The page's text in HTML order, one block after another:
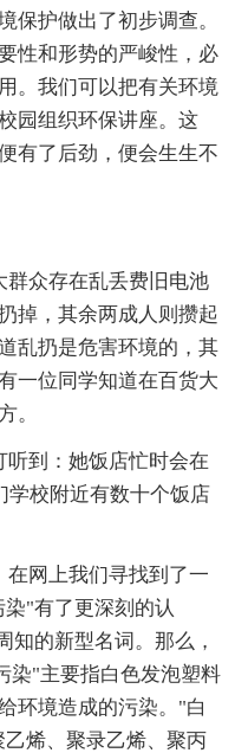
保护做出了初步调查。
性和形势的严峻性，必
。我们可以把有关环境
园组织环保讲座。这
有了后劲，便会生生不
群众存在乱丢费旧电池
掉，其余两成人则攒起
乱扔是危害环境的，其
一位同学知道在百货大
。
到：她饭店忙时会在
学校附近有数十个饭店
网上我们寻找到了一
"有了更深刻的认
知的新型名词。那么，
染"主要指白色发泡塑料
环境造成的污染。"白
烯、聚录乙烯、聚丙